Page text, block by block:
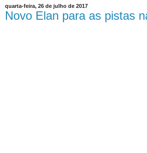
quarta-feira, 26 de julho de 2017
Novo Elan para as pistas